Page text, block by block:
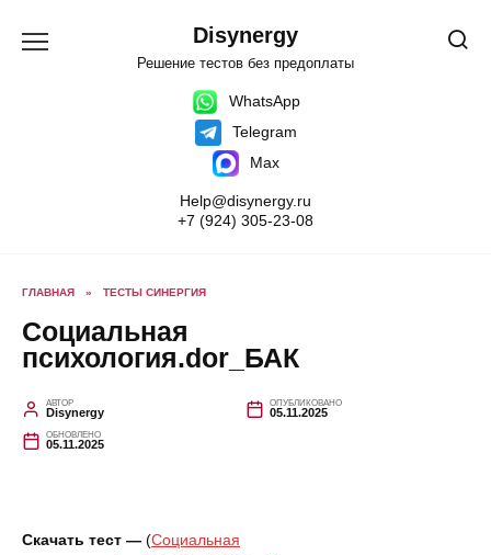
содержанию
Disynergy
Решение тестов без предоплаты
WhatsApp
Telegram
Max
Help@disynergy.ru
+7 (924) 305-23-08
ГЛАВНАЯ » ТЕСТЫ СИНЕРГИЯ
Социальная
психология.dor_БАК
АВТОР
Disynergy
ОПУБЛИКОВАНО
05.11.2025
ОБНОВЛЕНО
05.11.2025
Скачать тест — (Социальная